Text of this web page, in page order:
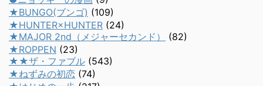
★BUNGO(ブンゴ) (109)
★HUNTER×HUNTER (24)
★MAJOR 2nd（メジャーセカンド）
(82)
★ROPPEN (23)
★★ザ・ファブル (543)
★ねずみの初恋 (74)